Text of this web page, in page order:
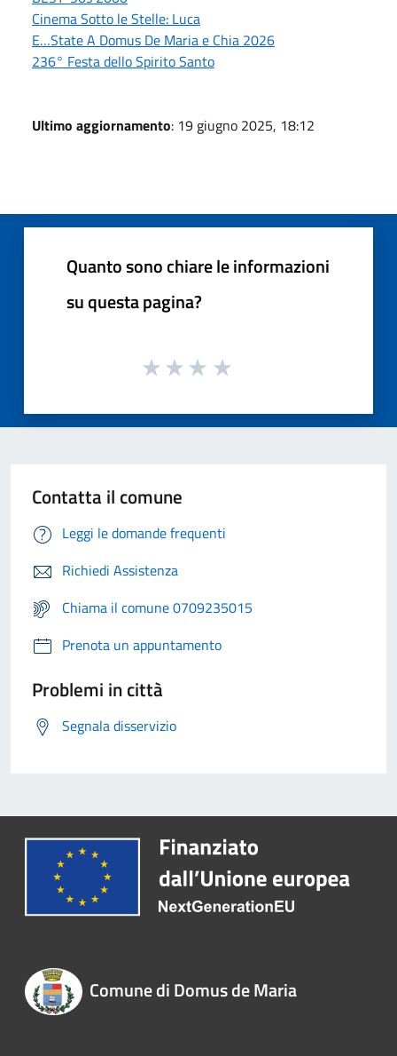
Cinema Sotto le Stelle: Luca
E…State A Domus De Maria e Chia 2026
236° Festa dello Spirito Santo
Ultimo aggiornamento: 19 giugno 2025, 18:12
Quanto sono chiare le informazioni
su questa pagina?
Contatta il comune
Leggi le domande frequenti
Richiedi Assistenza
Chiama il comune 0709235015
Prenota un appuntamento
Problemi in città
Segnala disservizio
Comune di Domus de Maria